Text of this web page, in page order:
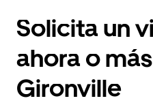
Solicita un
ahora o
Gironville